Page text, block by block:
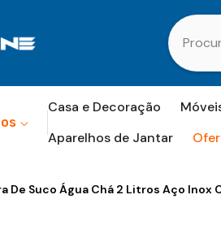
Casa e Decoração
Aparelhos de Jantar
De Suco Água Chá 2 Litros Aço Inox